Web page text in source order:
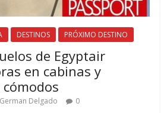
DESTINOS PRÓXIMO DESTINO
de Egyptair
en cabinas y
German Delgado 0